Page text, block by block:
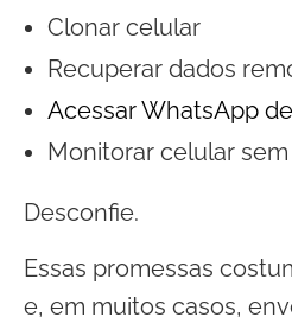
Clonar celular
Recuperar dados
Acessar WhatsApp
Monitorar celular
Desconfie.
Essas promessas
e, em muitos casos,